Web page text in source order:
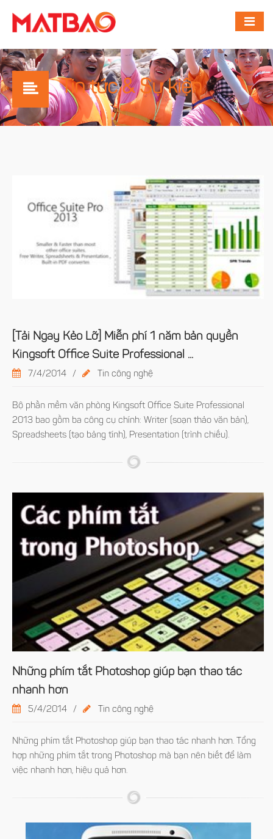
Tin tức & Sự kiện
[Tải Ngay Kẻo Lỡ] Miễn phí 1 năm bản quyền
Kingsoft Office Suite Professional ...
7/4/2014 / Tin công nghệ
Bộ phần mềm văn phòng Kingsoft Office Suite Professional
2013 bao gồm ba công cụ chính: Writer (soạn thảo văn bản),
Spreadsheets (tạo bảng tính), Presentation (trình chiếu).
Những phím tắt Photoshop giúp bạn thao tác
nhanh hơn
5/4/2014 / Tin công nghệ
Những phím tắt Photoshop giúp bạn thao tác nhanh hơn. Tổng
hợp những phím tắt trong Photoshop mà bạn nên biết để làm
việc nhanh hơn, hiệu quả hơn.